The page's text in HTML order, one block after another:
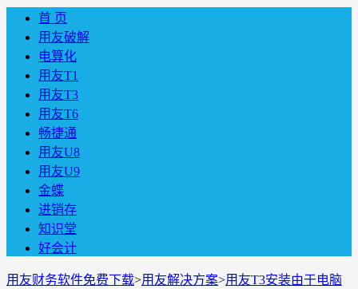
首 页
用友破解
电算化
用友T1
用友T3
用友T6
畅捷通
用友U8
用友U9
金蝶
进销存
知识堂
好会计
用友财务软件免费下载>用友解决方案>用友T3安装由于电脑